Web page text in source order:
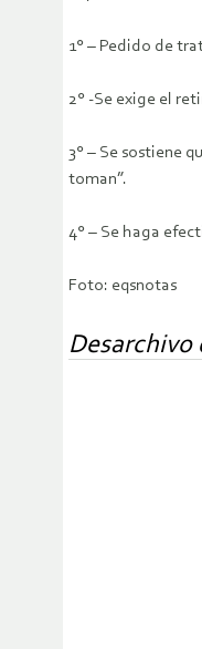
1° – Pedido de
2° -Se exige el
3° – Se sostiene
toman”.
4° – Se haga
Foto: eqsnotas
Desarchivo